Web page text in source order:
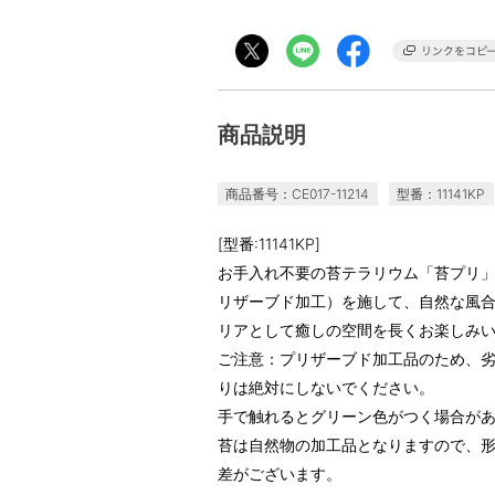
商品説明
商品番号：CE017-11214 型番：11141KP
[型番:11141KP]
お手入れ不要の苔テラリウム「苔プリ
リザーブド加工）を施して、自然な風
リアとして癒しの空間を長くお楽しみ
ご注意：プリザーブド加工品のため、
りは絶対にしないでください。
手で触れるとグリーン色がつく場合が
苔は自然物の加工品となりますので、
差がございます。